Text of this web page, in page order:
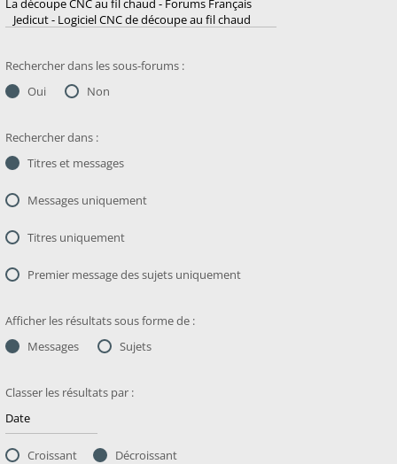
Rechercher dans les sous-forums :
Oui
Non
Rechercher dans :
Titres et messages
Messages uniquement
Titres uniquement
Premier message des sujets uniquement
Afficher les résultats sous forme de :
Messages
Sujets
Classer les résultats par :
Croissant Décroissant